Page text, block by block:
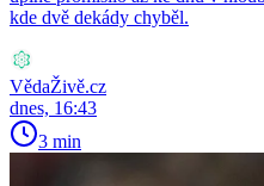
kde dvě dekády chyběl.
VědaŽivě.cz
dnes, 16:43
3 min